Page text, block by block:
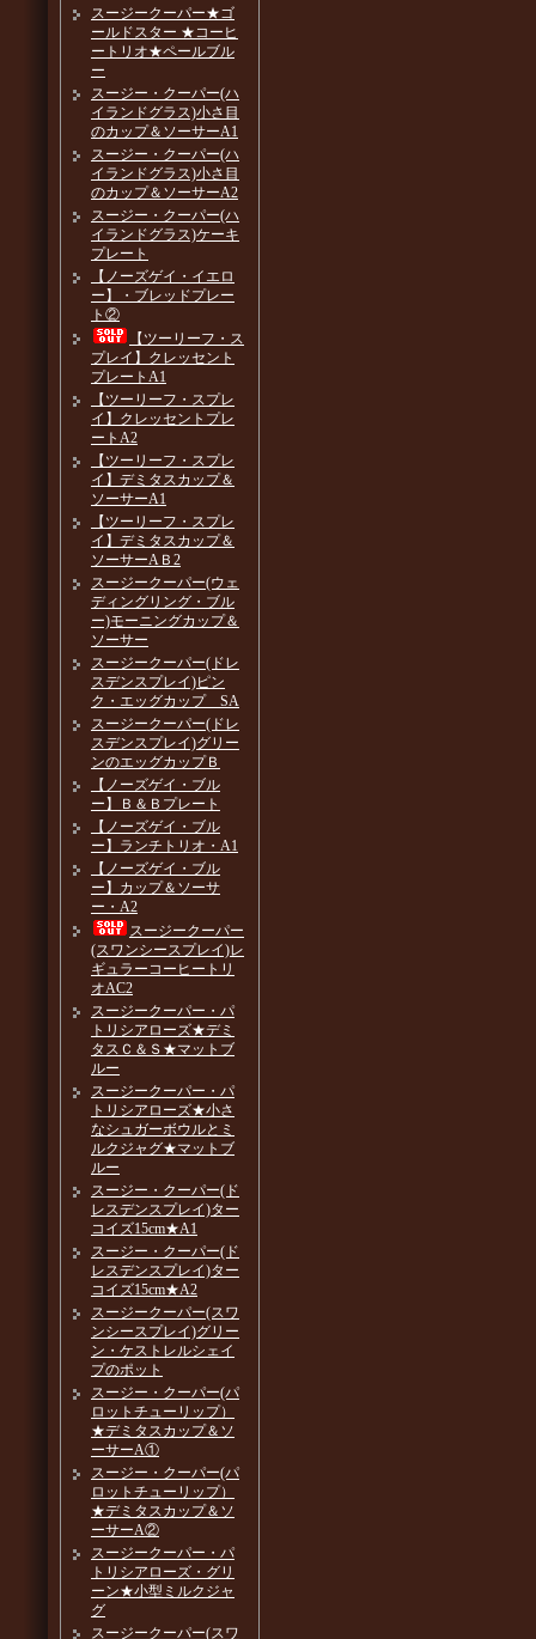
スージークーパー★ゴ
ールドスター ★コーヒ
ートリオ★ペールブル
ー
スージー・クーパー(ハ
イランドグラス)小さ目
のカップ＆ソーサーA1
スージー・クーパー(ハ
イランドグラス)小さ目
のカップ＆ソーサーA2
スージー・クーパー(ハ
イランドグラス)ケーキ
プレート
【ノーズゲイ・イエロ
ー】・ブレッドプレー
ト②
【ツーリーフ・ス
プレイ】クレッセント
プレートA1
【ツーリーフ・スプレ
イ】クレッセントプレ
ートA2
【ツーリーフ・スプレ
イ】デミタスカップ＆
ソーサーA1
【ツーリーフ・スプレ
イ】デミタスカップ＆
ソーサーAＢ2
スージークーパー(ウェ
ディングリング・ブル
ー)モーニングカップ＆
ソーサー
スージークーパー(ドレ
スデンスプレイ)ピン
ク・エッグカップ SA
スージークーパー(ドレ
スデンスプレイ)グリー
ンのエッグカップＢ
【ノーズゲイ・ブル
ー】Ｂ＆Ｂプレート
【ノーズゲイ・ブル
ー】ランチトリオ・A1
【ノーズゲイ・ブル
ー】カップ＆ソーサ
ー・A2
スージークーパー
(スワンシースプレイ)レ
ギュラーコーヒートリ
オAC2
スージークーパー・パ
トリシアローズ★デミ
タスＣ＆Ｓ★マットブ
ルー
スージークーパー・パ
トリシアローズ★小さ
なシュガーボウルとミ
ルクジャグ★マットブ
ルー
スージー・クーパー(ド
レスデンスプレイ)ター
コイズ15cm★A1
スージー・クーパー(ド
レスデンスプレイ)ター
コイズ15cm★A2
スージークーパー(スワ
ンシースプレイ)グリー
ン・ケストレルシェイ
プのポット
スージー・クーパー(パ
ロットチューリップ）
★デミタスカップ＆ソ
ーサーA①
スージー・クーパー(パ
ロットチューリップ）
★デミタスカップ＆ソ
ーサーA②
スージークーパー・パ
トリシアローズ・グリ
ーン★小型ミルクジャ
グ
スージークーパー(スワ